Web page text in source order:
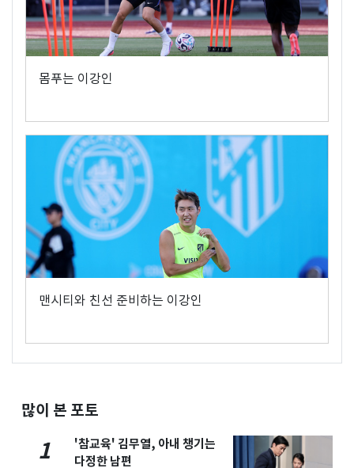
몸푸는 이강인
맨시티와 친선 준비하는 이강인
많이 본 포토
1
'참교육' 김무열, 아내 챙기는
다정한 남편